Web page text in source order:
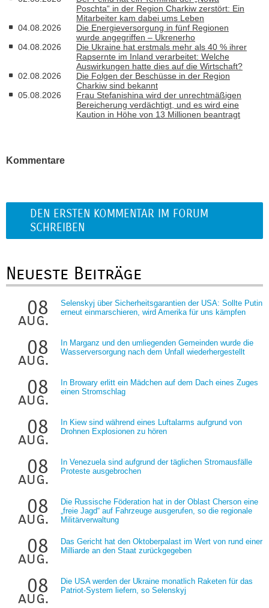
Poschta“ in der Region Charkiw zerstört: Ein
Mitarbeiter kam dabei ums Leben
04.08.2026
Die Energieversorgung in fünf Regionen
wurde angegriffen – Ukrenerho
04.08.2026
Die Ukraine hat erstmals mehr als 40 % ihrer
Rapsernte im Inland verarbeitet: Welche
Auswirkungen hatte dies auf die Wirtschaft?
02.08.2026
Die Folgen der Beschüsse in der Region
Charkiw sind bekannt
05.08.2026
Frau Stefanishina wird der unrechtmäßigen
Bereicherung verdächtigt, und es wird eine
Kaution in Höhe von 13 Millionen beantragt
Kommentare
DEN ERSTEN KOMMENTAR IM FORUM
SCHREIBEN
Neueste Beiträge
08
aug.
Selenskyj über Sicherheitsgarantien der USA: Sollte Putin
erneut einmarschieren, wird Amerika für uns kämpfen
08
aug.
In Marganz und den umliegenden Gemeinden wurde die
Wasserversorgung nach dem Unfall wiederhergestellt
08
aug.
In Browary erlitt ein Mädchen auf dem Dach eines Zuges
einen Stromschlag
08
aug.
In Kiew sind während eines Luftalarms aufgrund von
Drohnen Explosionen zu hören
08
aug.
In Venezuela sind aufgrund der täglichen Stromausfälle
Proteste ausgebrochen
08
aug.
Die Russische Föderation hat in der Oblast Cherson eine
„freie Jagd“ auf Fahrzeuge ausgerufen, so die regionale
Militärverwaltung
08
aug.
Das Gericht hat den Oktoberpalast im Wert von rund einer
Milliarde an den Staat zurückgegeben
08
aug.
Die USA werden der Ukraine monatlich Raketen für das
Patriot-System liefern, so Selenskyj